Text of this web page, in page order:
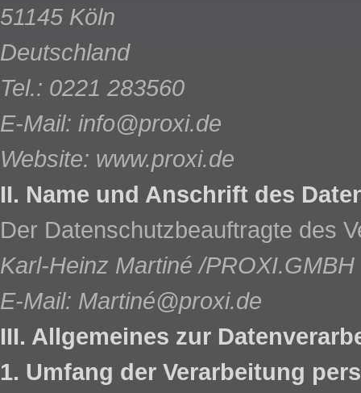
51145 Köln
Deutschland
Tel.: 0221 283560
E-Mail: info@proxi.de
Website: www.proxi.de
II. Name und Anschrift des
Der Datenschutzbeauftragte des
Karl-Heinz Martiné /PROXI.GMBH
E-Mail: Martiné@proxi.de
III. Allgemeines zur
1. Umfang der Verarbeitung